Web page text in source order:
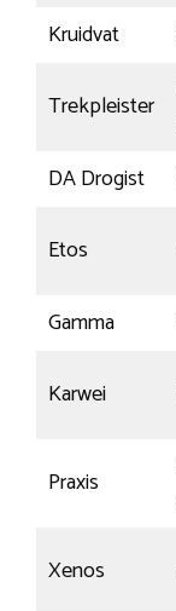
Kruidvat
Trekpleister
DA Drogist
Etos
Gamma
Karwei
Praxis
Xenos